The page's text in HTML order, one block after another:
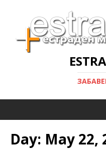
Day: May 22,